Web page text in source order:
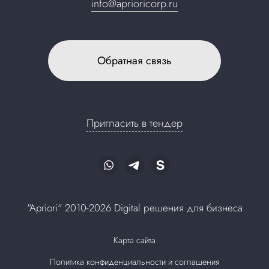
info@aprioricorp.ru
Обратная связь
Пригласить в тендер
"Apriori" 2010-2026 Digital решения для бизнеса
Карта сайта
Политика конфиденциальности и соглашения